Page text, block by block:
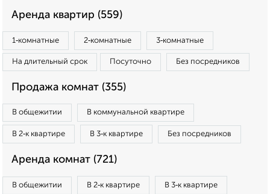
Аренда квартир (559)
1‑комнатные 2‑комнатные 3‑комнатные
На длительный срок Посуточно Без посредников
Продажа комнат (355)
В общежитии В коммунальной квартире
В 2‑к квартире В 3‑к квартире Без посредников
Аренда комнат (721)
В общежитии В 2‑к квартире В 3‑к квартире